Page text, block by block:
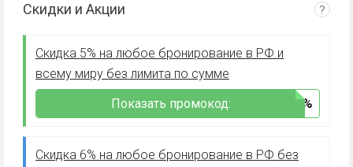
Скидки и Акции ?
Скидка 5% на любое бронирование в РФ и
всему миру без лимита по сумме
***D5%
Показать промокод:
Скидка 6% на любое бронирование в РФ без